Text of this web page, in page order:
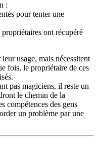
:
pour tenter une
propriétaires ont récupéré
usage, mais nécessitent
fois, le propriétaire de ces
pas magiciens, il reste un
le chemin de la
compétences des gens
un problème par une